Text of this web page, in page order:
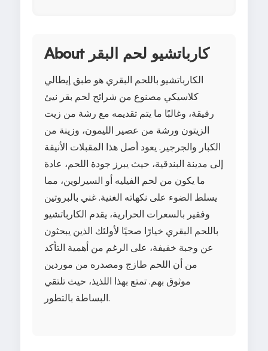
About كارباتشيو لحم البقر
الكارباتشيو باللحم البقري هو طبق إيطالي
كلاسيكي مصنوع من شرائح لحم بقر نيئ
رقيقة، وغالبًا ما يتم تقديمه مع رشة من زيت
الزيتون ورشة من عصير الليمون، وزينة من
الكبار والجرجير. يعود أصل هذا المقبلات الأنيقة
إلى مدينة البندقية، حيث يبرز جودة اللحم، عادة
ما يكون من لحم الفيليه أو السيرلوين، مما
يسلط الضوء على نكهاته الغنية. غني بالبروتين
وفقير بالسعرات الحرارية، يقدم الكارباتشيو
باللحم البقري خيارًا صحيًا لأولئك الذين يبحثون
عن وجبة خفيفة، على الرغم من أهمية التأكد
من أن اللحم طازج ومصدره من موردين
موثوق بهم. تمتع بهذا اللذيذ، حيث تلتقي
البساطة بالتطور.